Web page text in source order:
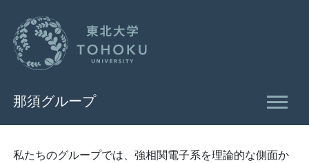
那須グループ
私たちのグループでは、強相関電子系を理論的な側面か